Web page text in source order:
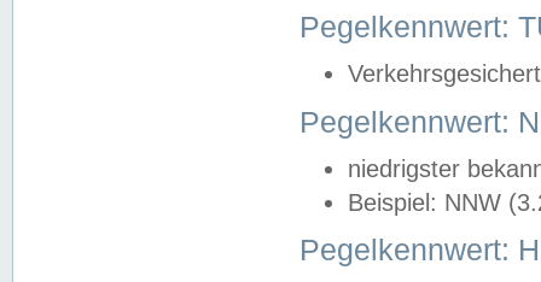
Pegelkennwert:
Pegelkennwert:
niedrigster
Beispiel: NNW
Pegelkennwert: